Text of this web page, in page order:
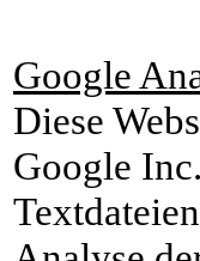
Google
Diese
Google